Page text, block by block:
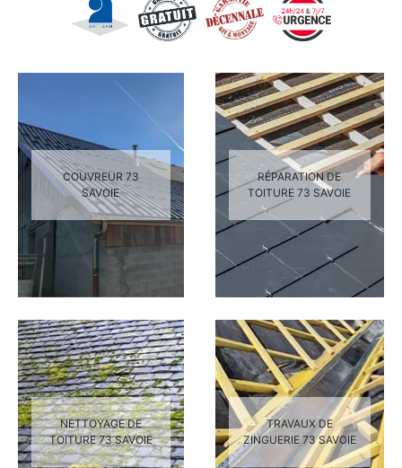
COUVREUR 73
SAVOIE
RÉPARATION DE
TOITURE 73 SAVOIE
NETTOYAGE DE
TOITURE 73 SAVOIE
TRAVAUX DE
ZINGUERIE 73 SAVOIE